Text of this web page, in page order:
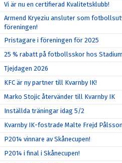
Vi är nu en certifierad Kvalitetsklubb!
Armend Kryeziu ansluter som
föreningen!
Pristagare i föreningen för 2025
25 % rabatt på fotbollsskor hos
Tjejdagen 2026
KFC är ny partner till Kvarnby IK!
Marko Stojic återvänder till Kvarnby IK
Inställda träningar idag 5/2
Kvarnby IK-fostrade Malte Frejd
P2014 vinnare av Skånecupen!
P2014 i final i Skånecupen!